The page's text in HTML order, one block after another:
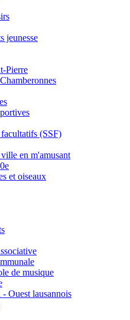
jeunesse
Pierre
(SSF)
en m'amusant
et oiseaux
de musique
Ouest lausannois